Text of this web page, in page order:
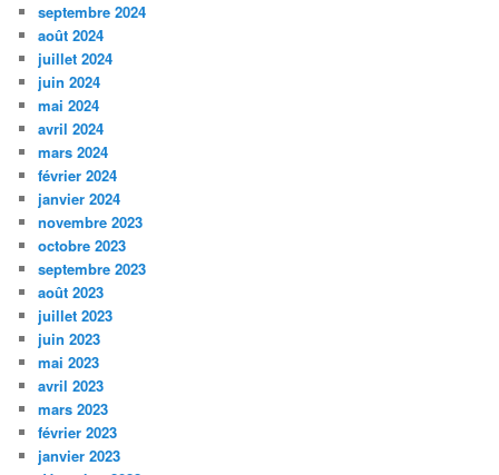
septembre 2024
août 2024
juillet 2024
juin 2024
mai 2024
avril 2024
mars 2024
février 2024
janvier 2024
novembre 2023
octobre 2023
septembre 2023
août 2023
juillet 2023
juin 2023
mai 2023
avril 2023
mars 2023
février 2023
janvier 2023